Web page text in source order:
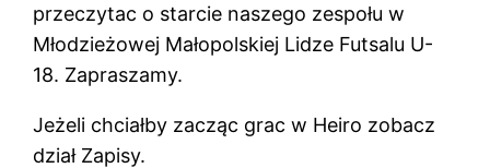
przeczytac o starcie naszego zespołu w
Młodzieżowej Małopolskiej Lidze Futsalu U-
18. Zapraszamy.
Jeżeli chciałby zacząc grac w Heiro zobacz
dział Zapisy.